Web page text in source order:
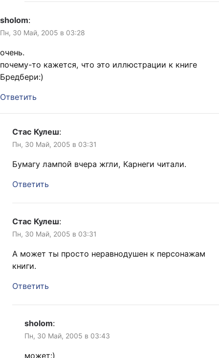
sholom:
Пн, 30 Май, 2005 в 03:28
очень.
почему-то кажется, что это иллюстрации к книге
Бредбери:)
Ответить
Стас Кулеш:
Пн, 30 Май, 2005 в 03:31
Бумагу лампой вчера жгли, Карнеги читали.
Ответить
Стас Кулеш:
Пн, 30 Май, 2005 в 03:31
А может ты просто неравнодушен к персонажам
книги.
Ответить
sholom:
Пн, 30 Май, 2005 в 03:43
может:)